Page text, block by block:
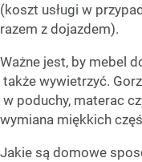
(koszt usługi w
razem z dojazdem).
Ważne jest, by mebel
także wywietrzyć.
w poduchy, materac
wymiana miękkich
Jakie są domowe